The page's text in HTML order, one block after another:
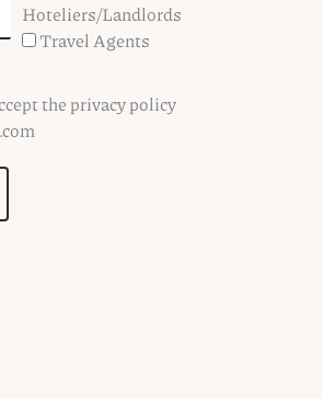
Hoteliers/Landlords
Travel Agents
the privacy policy